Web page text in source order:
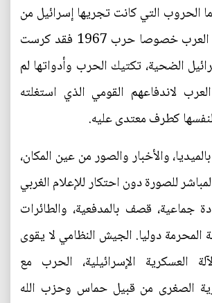
الحروب التي كانت تجريها إسرائيل من
قبل، وانهزم فيها العرب خصوصا حرب 1967 فقد كرست
الضحية، تكتيك الحرب وأدواتها لم
لاندفاعهم القومي الذي استغلته
لنفسها كطرف معتدى عليه.
والأخبار والصور من عين المكان،
للصورة دون احتكار للإعلام الغربي
جماعية، قصف بالمدفعية، والطائرات
المحرمة دوليا. الجيش النظامي لا يقوى
العسكرية الإسرائيلية، الحرب مع
الصغرى من قبيل حماس وحزب الله